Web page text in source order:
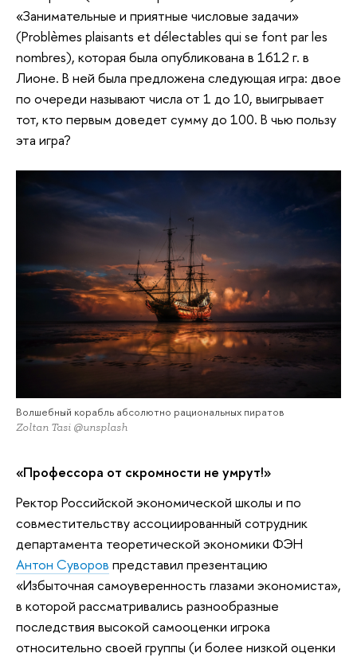
«Занимательные и приятные числовые задачи»
(Problèmes plaisants et délectables qui se font par les
nombres), которая была опубликована в 1612 г. в
Лионе. В ней была предложена следующая игра: двое
по очереди называют числа от 1 до 10, выигрывает
тот, кто первым доведет сумму до 100. В чью пользу
эта игра?
Волшебный корабль абсолютно рациональных пиратов
Zoltan Tasi @unsplash
«Профессора от скромности не умрут!»
Ректор Российской экономической школы и по
совместительству ассоциированный сотрудник
департамента теоретической экономики ФЭН
Антон Суворов представил презентацию
«Избыточная самоуверенность глазами экономиста»,
в которой рассматривались разнообразные
последствия высокой самооценки игрока
относительно своей группы (и более низкой оценки